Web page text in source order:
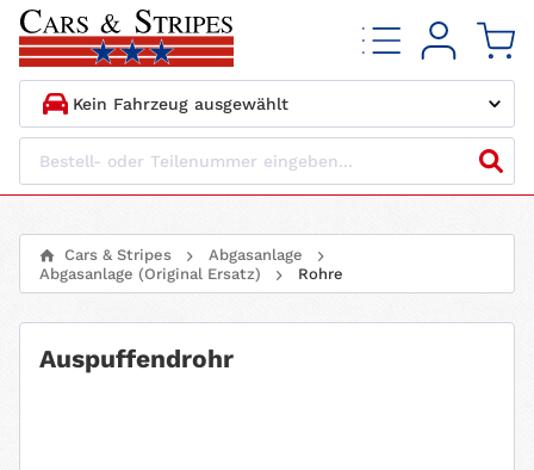
1. HERSTELLER
3. BAUJAHR
4. MOTORTYP
Cars & Stripes
Abgasanlage
Abgasanlage (Original Ersatz)
Rohre
Auspuffendrohr